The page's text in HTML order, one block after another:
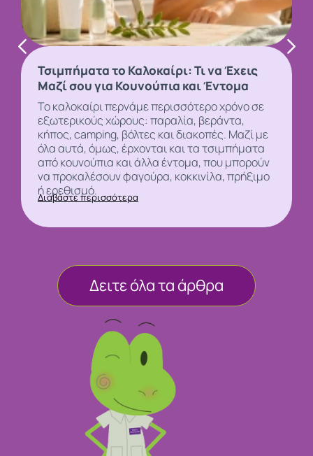
Τσιμπήματα το Καλοκαίρι: Τι να Έχεις
Μαζί σου για Κουνούπια και Έντομα
Το καλοκαίρι περνάμε περισσότερο χρόνο σε
εξωτερικούς χώρους: παραλία, βεράντα,
κήπος, camping, βόλτες και διακοπές. Μαζί με
όλα αυτά, όμως, έρχονται και τα τσιμπήματα
απόκουνούπια και άλλα έντομα, που μπορούν
να προκαλέσουν φαγούρα, κοκκινίλα, πρήξιμο
ή ερεθισμό.
Διαβάστε περισσότερα
Δειτε όλα τα άρθρα